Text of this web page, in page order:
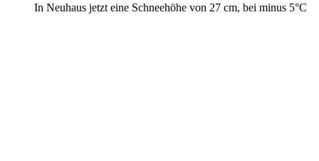
In Neuhaus jetzt eine Schneehöhe von 27 cm, bei minus 5°C